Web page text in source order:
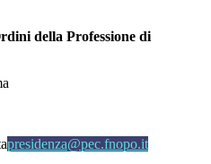
della Professione di
presidenza@pec.fnopo.it